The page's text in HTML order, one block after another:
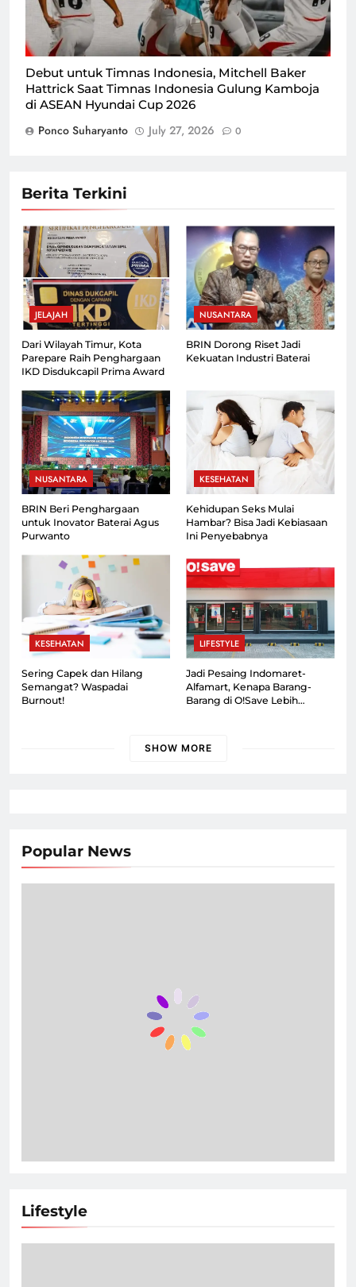
Debut untuk Timnas Indonesia, Mitchell Baker
Hattrick Saat Timnas Indonesia Gulung Kamboja
di ASEAN Hyundai Cup 2026
Ponco Suharyanto July 27, 2026 0
Berita Terkini
JELAJAH
Dari Wilayah Timur, Kota
Parepare Raih Penghargaan
IKD Disdukcapil Prima Award
NUSANTARA
BRIN Dorong Riset Jadi
Kekuatan Industri Baterai
NUSANTARA
BRIN Beri Penghargaan
untuk Inovator Baterai Agus
Purwanto
KESEHATAN
Kehidupan Seks Mulai
Hambar? Bisa Jadi Kebiasaan
Ini Penyebabnya
KESEHATAN
Sering Capek dan Hilang
Semangat? Waspadai
Burnout!
LIFESTYLE
Jadi Pesaing Indomaret-
Alfamart, Kenapa Barang-
Barang di O!Save Lebih
SHOW MORE
Popular News
Lifestyle